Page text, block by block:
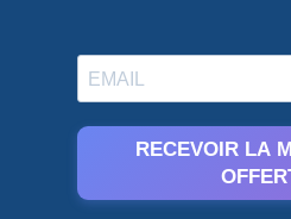
RECEVOIR LA